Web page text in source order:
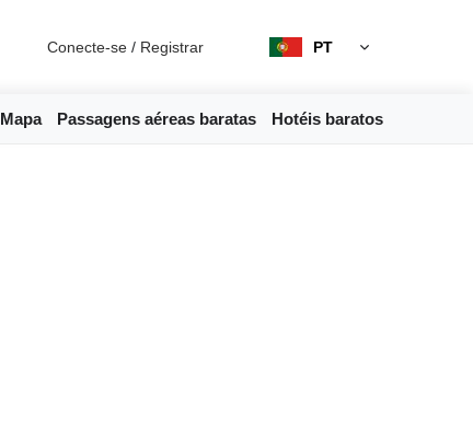
Conecte-se / Registrar PT
Mapa Passagens aéreas baratas Hotéis baratos